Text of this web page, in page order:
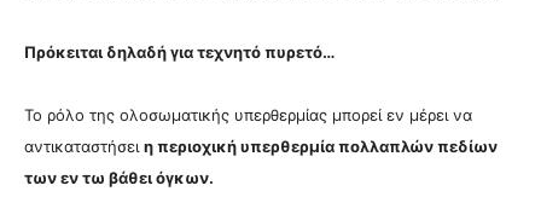
Πρόκειται δηλαδή για τεχνητό πυρετό…
Το ρόλο της ολοσωματικής υπερθερμίας μπορεί εν μέρει να
αντικαταστήσει η περιοχική υπερθερμία πολλαπλών πεδίων
των εν τω βάθει όγκων.